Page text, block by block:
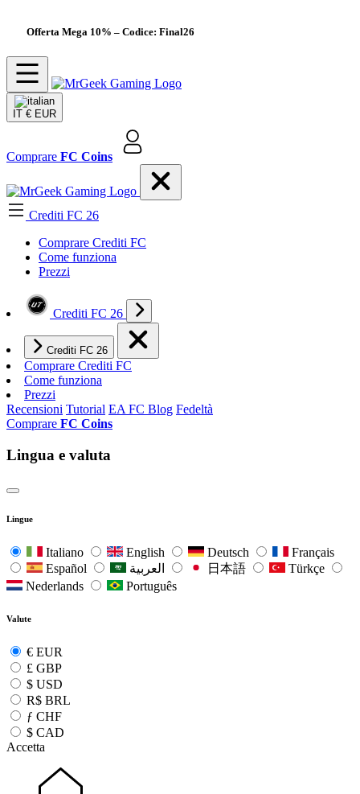
Offerta Mega 10% – Codice: Final26
IT € EUR
Comprare FC Coins
Crediti FC 26
Comprare Crediti FC
Come funziona
Prezzi
Crediti FC 26
Crediti FC 26
Comprare Crediti FC
Come funziona
Prezzi
Recensioni Tutorial EA FC Blog Fedeltà
Comprare FC Coins
Lingua e valuta
Lingue
Italiano English Deutsch
Français
Español
日本語
Türkçe
Nederlands
Português
Valute
€ EUR
£ GBP
$ USD
R$ BRL
ƒ CHF
$ CAD
Accetta